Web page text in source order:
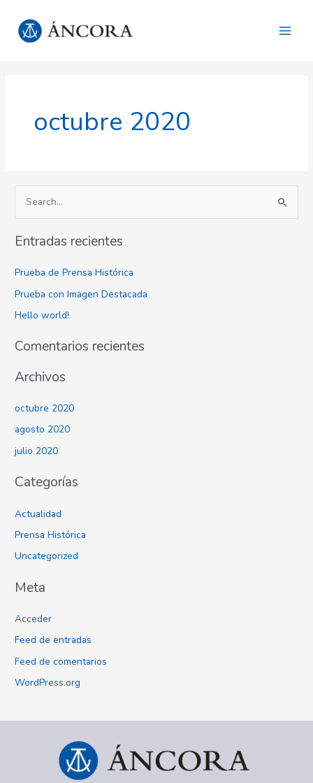
contenido
Menu
octubre 2020
u
s
a
r
p
:
Entradas recientes
Prueba de Prensa Histórica
Prueba con Imagen Destacada
Hello world!
Comentarios recientes
Archivos
octubre 2020
agosto 2020
julio 2020
Categorías
Actualidad
Prensa Histórica
Uncategorized
Meta
Acceder
Feed de entradas
Feed de comentarios
WordPress.org